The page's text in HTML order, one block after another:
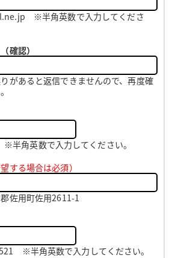
※半角英数で入力してくださ
確認）
があると返信できませんので、再度確
角英数で入力してください。
する場合は必須）
佐用町佐用2611-1
※半角英数で入力してください。